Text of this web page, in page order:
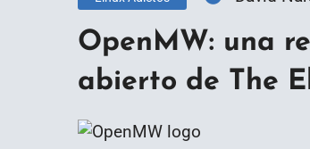
OpenMW: una
abierto de The